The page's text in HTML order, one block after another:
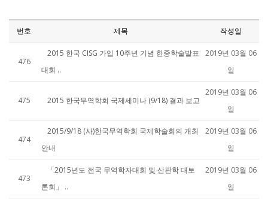
번호 제목 작성일
476
2015 한국 CISG 가입 10주년 기념 한중학술발표
대회 ..
2019년 03월 06
일
475 2015 한국무역학회 국제세미나 (9/18) 결과 보고
2019년 03월 06
일
474
2015/9/18 (사)한국무역학회 국제학술회의 개최
안내
2019년 03월 06
일
473
「2015년도 전국 무역학자대회 및 산관학 대토
론회」 ..
2019년 03월 06
일